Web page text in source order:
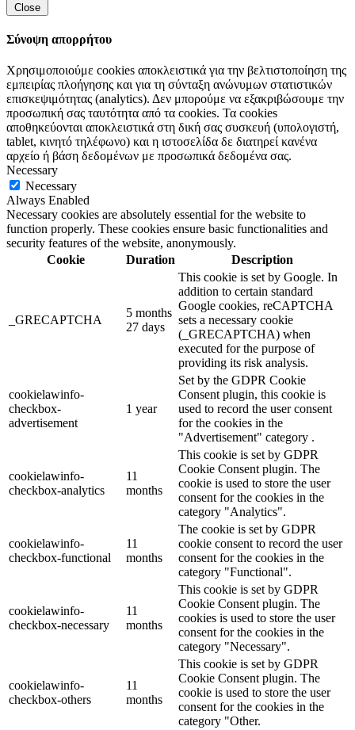
Close
Σύνοψη απορρήτου
Χρησιμοποιούμε cookies αποκλειστικά για την βελτιστοποίηση της
εμπειρίας πλοήγησης και για τη σύνταξη ανώνυμων στατιστικών
επισκεψιμότητας (analytics). Δεν μπορούμε να εξακριβώσουμε την
προσωπική σας ταυτότητα από τα cookies. Τα cookies
αποθηκεύονται αποκλειστικά στη δική σας συσκευή (υπολογιστή,
tablet, κινητό τηλέφωνο) και η ιστοσελίδα δε διατηρεί κανένα
αρχείο ή βάση δεδομένων με προσωπικά δεδομένα σας.
Necessary
Necessary
Always Enabled
Necessary cookies are absolutely essential for the website to
function properly. These cookies ensure basic functionalities and
security features of the website, anonymously.
Cookie
Duration Description
_GRECAPTCHA
5 months
27 days
This cookie is set by Google. In
addition to certain standard
Google cookies, reCAPTCHA
sets a necessary cookie
(_GRECAPTCHA) when
executed for the purpose of
providing its risk analysis.
cookielawinfo-
checkbox-
advertisement
1 year
Set by the GDPR Cookie
Consent plugin, this cookie is
used to record the user consent
for the cookies in the
"Advertisement" category .
cookielawinfo-
checkbox-analytics
11
months
This cookie is set by GDPR
Cookie Consent plugin. The
cookie is used to store the user
consent for the cookies in the
category "Analytics".
cookielawinfo-
checkbox-functional
11
months
The cookie is set by GDPR
cookie consent to record the user
consent for the cookies in the
category "Functional".
cookielawinfo-
checkbox-necessary
11
months
This cookie is set by GDPR
Cookie Consent plugin. The
cookies is used to store the user
consent for the cookies in the
category "Necessary".
cookielawinfo-
checkbox-others
11
months
This cookie is set by GDPR
Cookie Consent plugin. The
cookie is used to store the user
consent for the cookies in the
category "Other.